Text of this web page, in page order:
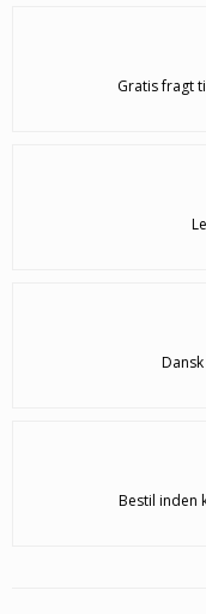
Gratis fragt
Bestil inden